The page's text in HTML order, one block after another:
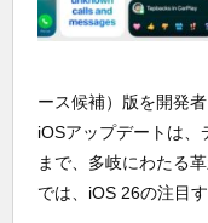
ース候補）版を開発
iOSアップデートは
まで、多岐にわたる
では、iOS 26の注目